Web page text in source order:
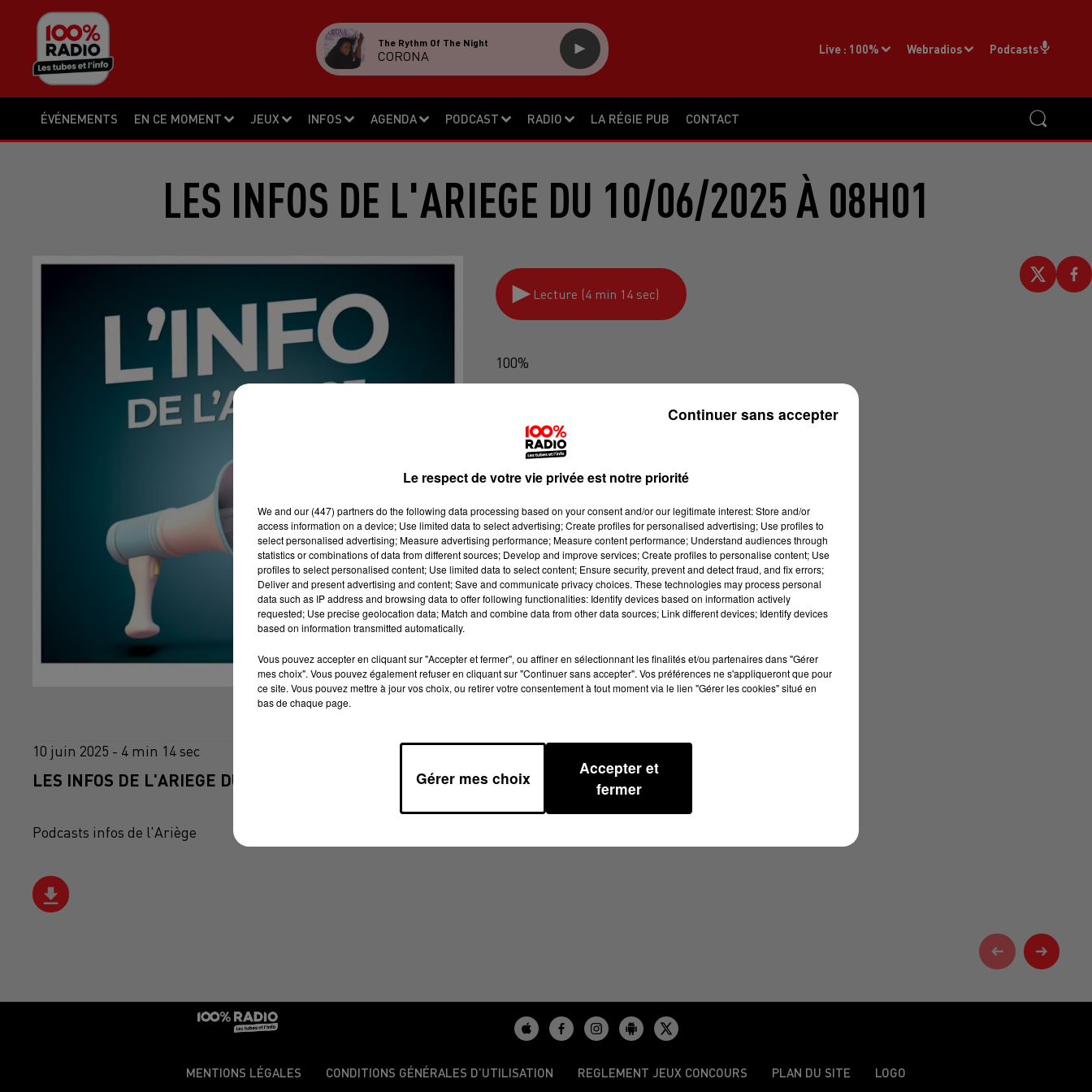
ÉVÉNEMENTS EN CE MOMENT JEUX INFOS AGENDA PODCAST RADIO LA RÉGIE PUB CONTACT
Live : 100% Webradios Podcasts
The Rythm Of The Night
CORONA
LES INFOS DE L'ARIEGE DU 10/06/2025 À 08H01
Lecture (4 min 14 sec)
100%
10 juin 2025 - 4 min 14 sec
LES INFOS DE L'ARIEGE DU 10/06/2025 À 08H01
Podcasts infos de l'Ariège
MENTIONS LÉGALES CONDITIONS GÉNÉRALES D’UTILISATION REGLEMENT JEUX CONCOURS PLAN DU SITE LOGO
Le respect de votre vie privée est notre priorité
We and our (447) partnersdo the following data processing based on your consent and/or our legitimate interest: Store and/or
access information on a device; Use limited data to select advertising; Create profiles for personalised advertising; Use profiles to
select personalised advertising; Measure advertising performance; Measure content performance; Understand audiences through
statistics or combinations of data from different sources; Develop and improve services; Create profiles to personalise content; Use
profiles to select personalised content; Use limited data to select content; Ensure security, prevent and detect fraud, and fix errors;
Deliver and present advertising and content; Save and communicate privacy choices. These technologies may process personal
data such as IP address and browsing data to offer following functionalities: Identify devices based on information actively
requested; Use precise geolocation data; Match and combine data from other data sources; Link different devices; Identify devices
based on information transmitted automatically.
Vous pouvez accepter en cliquant sur "Accepter et fermer", ou affiner en sélectionnant les finalités et/ou partenaires dans "Gérer
mes choix". Vous pouvez également refuser en cliquant sur "Continuer sans accepter". Vos préférences ne s'appliqueront que pour
ce site. Vous pouvez mettre à jour vos choix, ou retirer votre consentement à tout moment via le lien "Gérer les cookies" situé en
bas de chaque page.
Gérer mes choix
Accepter et
fermer
Continuer sans accepter